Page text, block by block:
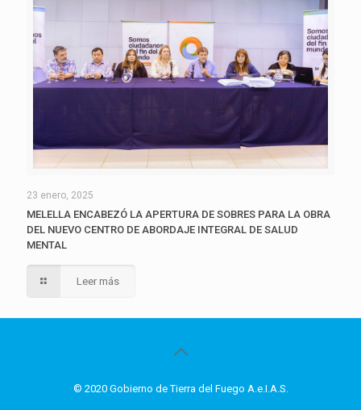
23 enero, 2025
MELELLA ENCABEZÓ LA APERTURA DE SOBRES PARA LA OBRA
DEL NUEVO CENTRO DE ABORDAJE INTEGRAL DE SALUD
MENTAL
Leer más
© 2020 Gobierno de Tierra del Fuego A.e.I.A.S.